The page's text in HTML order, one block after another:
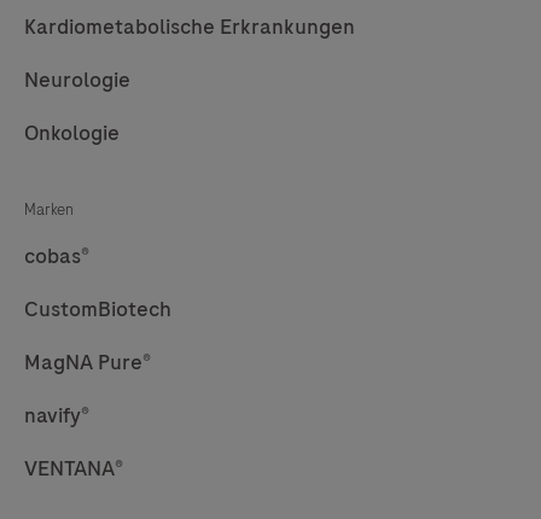
Kardiometabolische Erkrankungen
Neurologie
Onkologie
Marken
cobas®
CustomBiotech
MagNA Pure®
navify®
VENTANA®